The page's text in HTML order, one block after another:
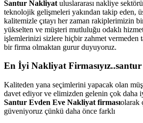
Santur Nakliyat uluslararası nakliye
teknolojik gelişmeleri yakından takip eden,
kalitemizle çıtayı her zaman rakiplerimizin
yükselten ve müşteri mutluluğu odaklı hizmet
işlemlerinizi sizlere hiçbir zahmet vermeden
bir firma olmaktan gurur duyuyoruz.
En İyi Nakliyat
Kaliteden yana seçimlerini yapacak olan
davet ediyor ve elimizden gelenin çok daha
Santur Evden Eve Nakliyat firmasıolarak
güveniyoruz çünkü daha önce farklı